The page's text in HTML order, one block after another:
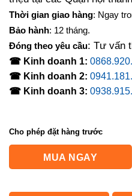
Thời gian giao hàng: Ngay
Bảo hành: 12 tháng.
Đóng theo yêu cầu: Tư vấn
☎ Kinh doanh 1:
☎ Kinh doanh 2:
☎ Kinh doanh 3:
Cho phép đặt hàng trước
MUA NGAY